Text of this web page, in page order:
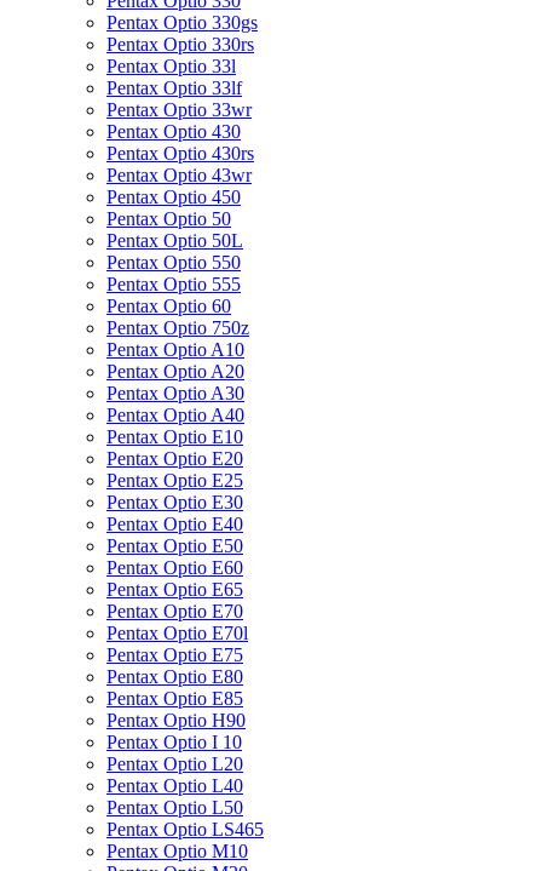
Pentax Optio 330gs
Pentax Optio 330rs
Pentax Optio 33l
Pentax Optio 33lf
Pentax Optio 33wr
Pentax Optio 430
Pentax Optio 430rs
Pentax Optio 43wr
Pentax Optio 450
Pentax Optio 50
Pentax Optio 50L
Pentax Optio 550
Pentax Optio 555
Pentax Optio 60
Pentax Optio 750z
Pentax Optio A10
Pentax Optio A20
Pentax Optio A30
Pentax Optio A40
Pentax Optio E10
Pentax Optio E20
Pentax Optio E25
Pentax Optio E30
Pentax Optio E40
Pentax Optio E50
Pentax Optio E60
Pentax Optio E65
Pentax Optio E70
Pentax Optio E70l
Pentax Optio E75
Pentax Optio E80
Pentax Optio E85
Pentax Optio H90
Pentax Optio I 10
Pentax Optio L20
Pentax Optio L40
Pentax Optio L50
Pentax Optio LS465
Pentax Optio M10